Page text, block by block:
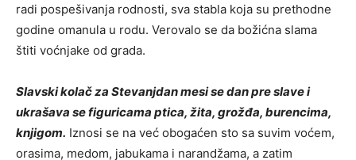
radi pospešivanja rodnosti, sva stabla koja su prethodne
godine omanula u rodu. Verovalo se da božićna slama
štiti voćnjake od grada.
Slavski kolač za Stevanjdan mesi se dan pre slave i
ukrašava se figuricama ptica, žita, grožđa, burencima,
knjigom. Iznosi se na već obogaćen sto sa suvim voćem,
orasima, medom, jabukama i narandžama, a zatim